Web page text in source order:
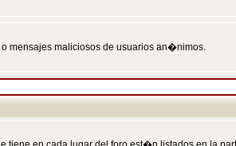
mensajes maliciosos de usuarios an�nimos.